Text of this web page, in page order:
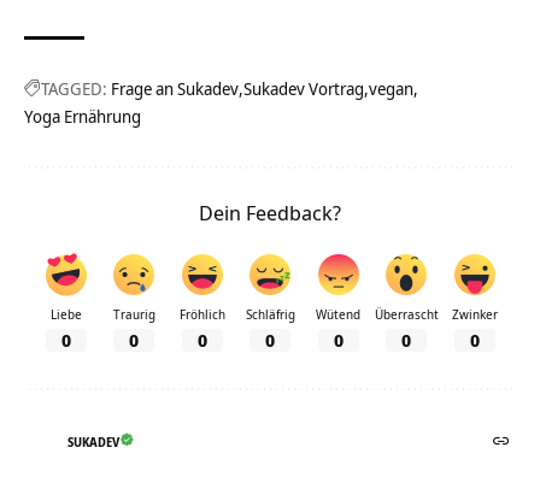
TAGGED: Frage an Sukadev Sukadev Vortrag vegan
Yoga Ernährung
Dein Feedback?
Liebe
0
Traurig
0
Fröhlich
0
Schläfrig
0
Wütend
0
Überrascht
0
Zwinker
0
SUKADEV